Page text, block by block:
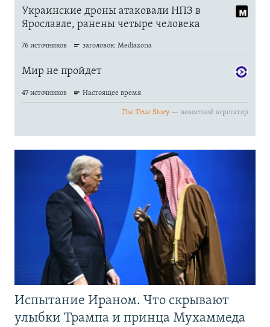
Испытание Ираном. Что скрывают
улыбки Трампа и принца Мухаммеда